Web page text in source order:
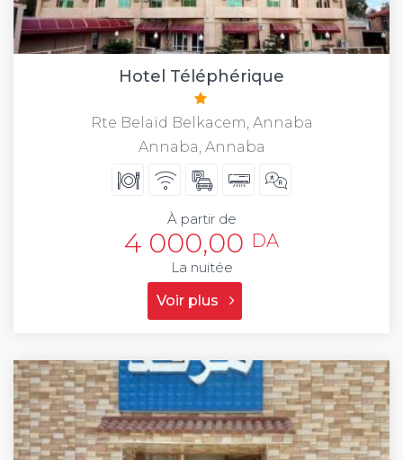
Hotel Téléphérique
Rte Belaïd Belkacem, Annaba
Annaba, Annaba
À partir de
4 000,00 DA
La nuitée
Voir plus